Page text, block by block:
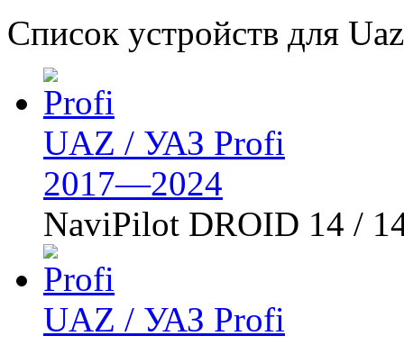
Список устройств для
UAZ / УАЗ Profi
2017—2024
NaviPilot DROID 14 /
UAZ / УАЗ Profi